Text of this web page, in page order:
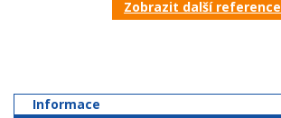
Zobrazit další reference
Informace